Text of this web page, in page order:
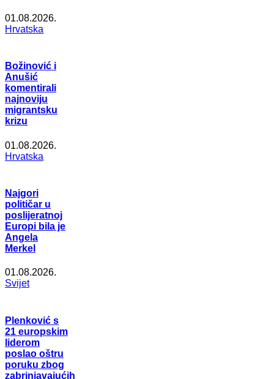
01.08.2026.
Hrvatska
Božinović i
Anušić
komentirali
najnoviju
migrantsku
krizu
01.08.2026.
Hrvatska
Najgori
političar u
poslijeratnoj
Europi bila je
Angela
Merkel
01.08.2026.
Svijet
Plenković s
21 europskim
liderom
poslao oštru
poruku zbog
zabrinjavajućih